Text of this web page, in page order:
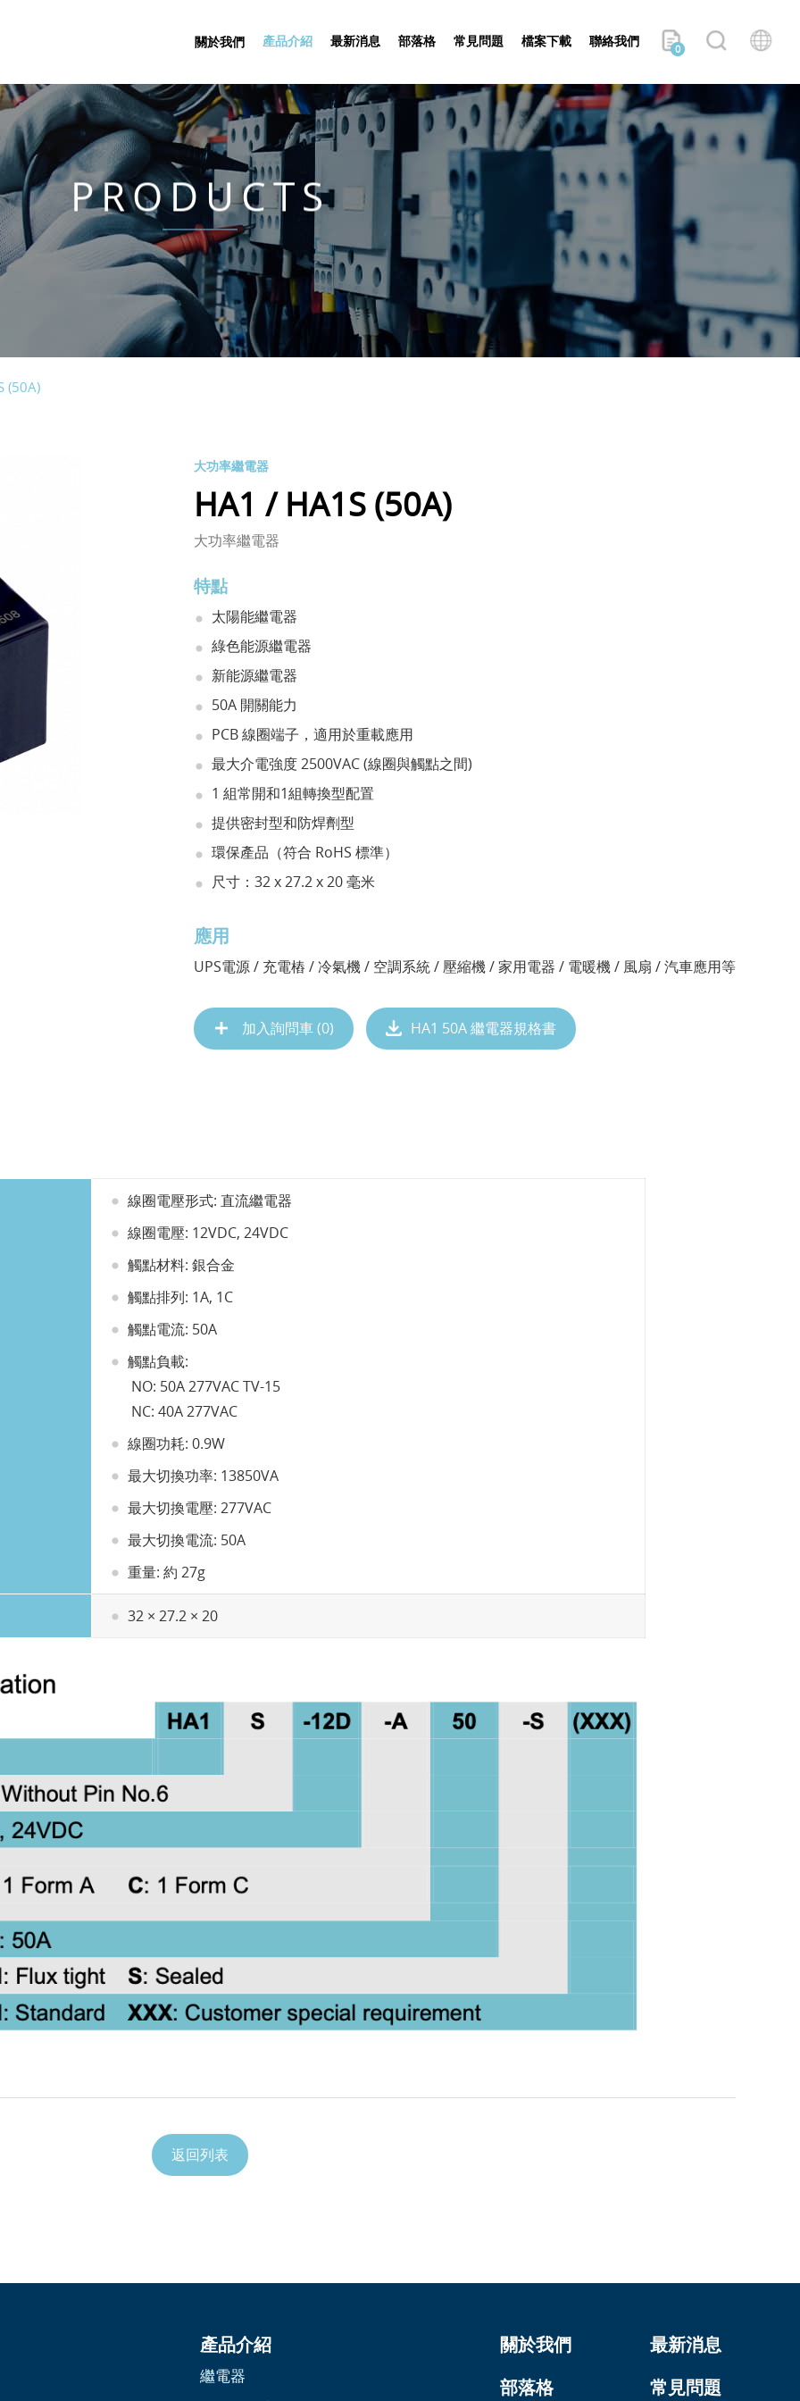
關於我們 產品介紹 最新消息 部落格 常見問題 檔案下載 聯絡我們 0
PRODUCTS
(50A)
大功率繼電器
HA1 / HA1S (50A)
大功率繼電器
特點
太陽能繼電器
綠色能源繼電器
新能源繼電器
50A 開關能力
PCB 線圈端子，適用於重載應用
最大介電強度 2500VAC (線圈與觸點之間)
1 組常開和1組轉換型配置
提供密封型和防焊劑型
環保產品（符合 RoHS 標準）
尺寸：32 x 27.2 x 20 毫米
應用
UPS電源 / 充電樁 / 冷氣機 / 空調系統 / 壓縮機 / 家用電器 / 電暖機 / 風扇 / 汽車應用等
加入詢問車 (0) HA1 50A 繼電器規格書
線圈電壓形式: 直流繼電器
線圈電壓: 12VDC, 24VDC
觸點材料: 銀合金
觸點排列: 1A, 1C
觸點電流: 50A
觸點負載:
NO: 50A 277VAC TV-15
NC: 40A 277VAC
線圈功耗: 0.9W
最大切換功率: 13850VA
最大切換電壓: 277VAC
最大切換電流: 50A
重量: 約 27g
32 × 27.2 × 20
返回列表
產品介紹
繼電器
關於我們
最新消息
部落格
常見問題